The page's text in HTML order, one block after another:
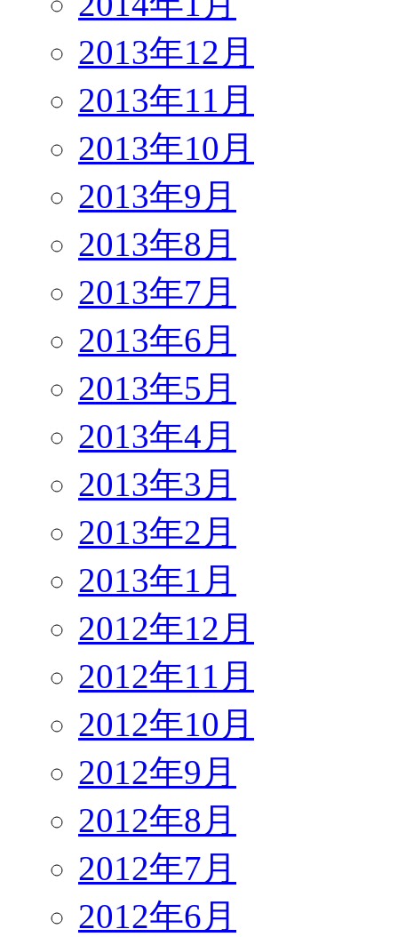
2013年12月
2013年11月
2013年10月
2013年9月
2013年8月
2013年7月
2013年6月
2013年5月
2013年4月
2013年3月
2013年2月
2013年1月
2012年12月
2012年11月
2012年10月
2012年9月
2012年8月
2012年7月
2012年6月